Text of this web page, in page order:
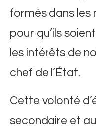
formés dans les
pour qu’ils
les intérêts de
chef de l’État.
Cette volonté
secondaire et